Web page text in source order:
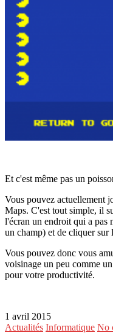
Et c'est même pas un
Vous pouvez actuellement
Maps. C'est tout simple, il
l'écran un endroit qui a pas
un champ) et de cliquer sur
Vous pouvez donc vous
voisinage un peu comme
pour votre productivité.
1 avril 2015
Actualités Informatique No